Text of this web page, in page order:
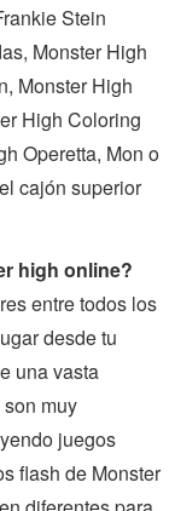
Stein
Monster High
Monster High
High Coloring
Operetta, Mon o
cajón superior
high online?
entre todos los
desde tu
una vasta
muy
juegos
flash de Monster